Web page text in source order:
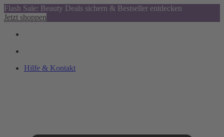
Flash Sale: Beauty Deals sichern & Bestseller entdecken
Jetzt shoppen
Hilfe & Kontakt